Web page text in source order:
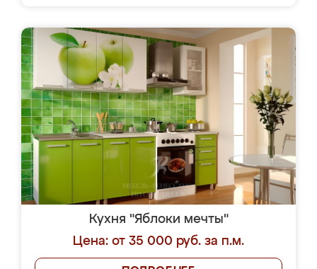
Кухня "Яблоки мечты"
Цена: от 35 000 руб. за п.м.